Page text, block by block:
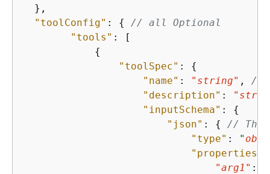
  },
"toolConfig" : {
// all Optional
"tools" : [
{
"toolSpec" : {
"name" : "string" , //
"description" :
"inputSchema" : {
"json" : {
// The
"type" : "
"properties"
"arg1" :